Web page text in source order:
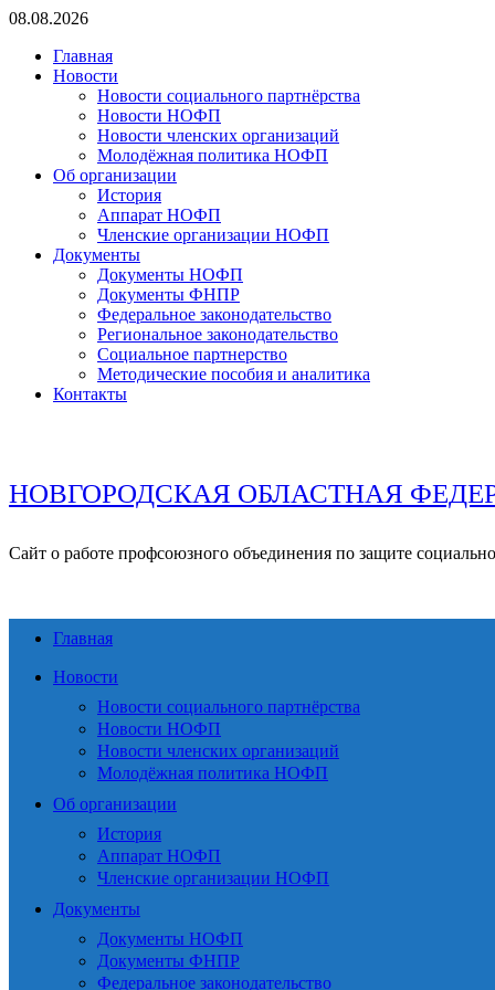
Перейти
содержимому
08.08.2026
Главная
Новости
Новости социального партнёрства
Новости НОФП
Новости членских организаций
Молодёжная политика НОФП
Об организации
История
Аппарат НОФП
Членские организации НОФП
Документы
Документы НОФП
Документы ФНПР
Федеральное законодательство
Региональное законодательство
Социальное партнерство
Методические пособия и аналитика
Контакты
НОВГОРОДСКАЯ ОБЛАСТНАЯ
Сайт о работе профсоюзного объединения по защите
Главная
Новости
Новости социального партнёрства
Новости НОФП
Новости членских организаций
Молодёжная политика НОФП
Об организации
История
Аппарат НОФП
Членские организации НОФП
Документы
Документы НОФП
Документы ФНПР
Федеральное законодательство